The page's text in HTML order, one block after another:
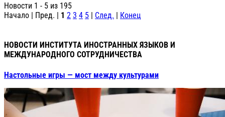
Новости 1 - 5 из 195
Начало | Пред. | 1 2 3 4 5 | След. | Конец
НОВОСТИ ИНСТИТУТА ИНОСТРАННЫХ ЯЗЫКОВ И
МЕЖДУНАРОДНОГО СОТРУДНИЧЕСТВА
Настольные игры — мост между культурами